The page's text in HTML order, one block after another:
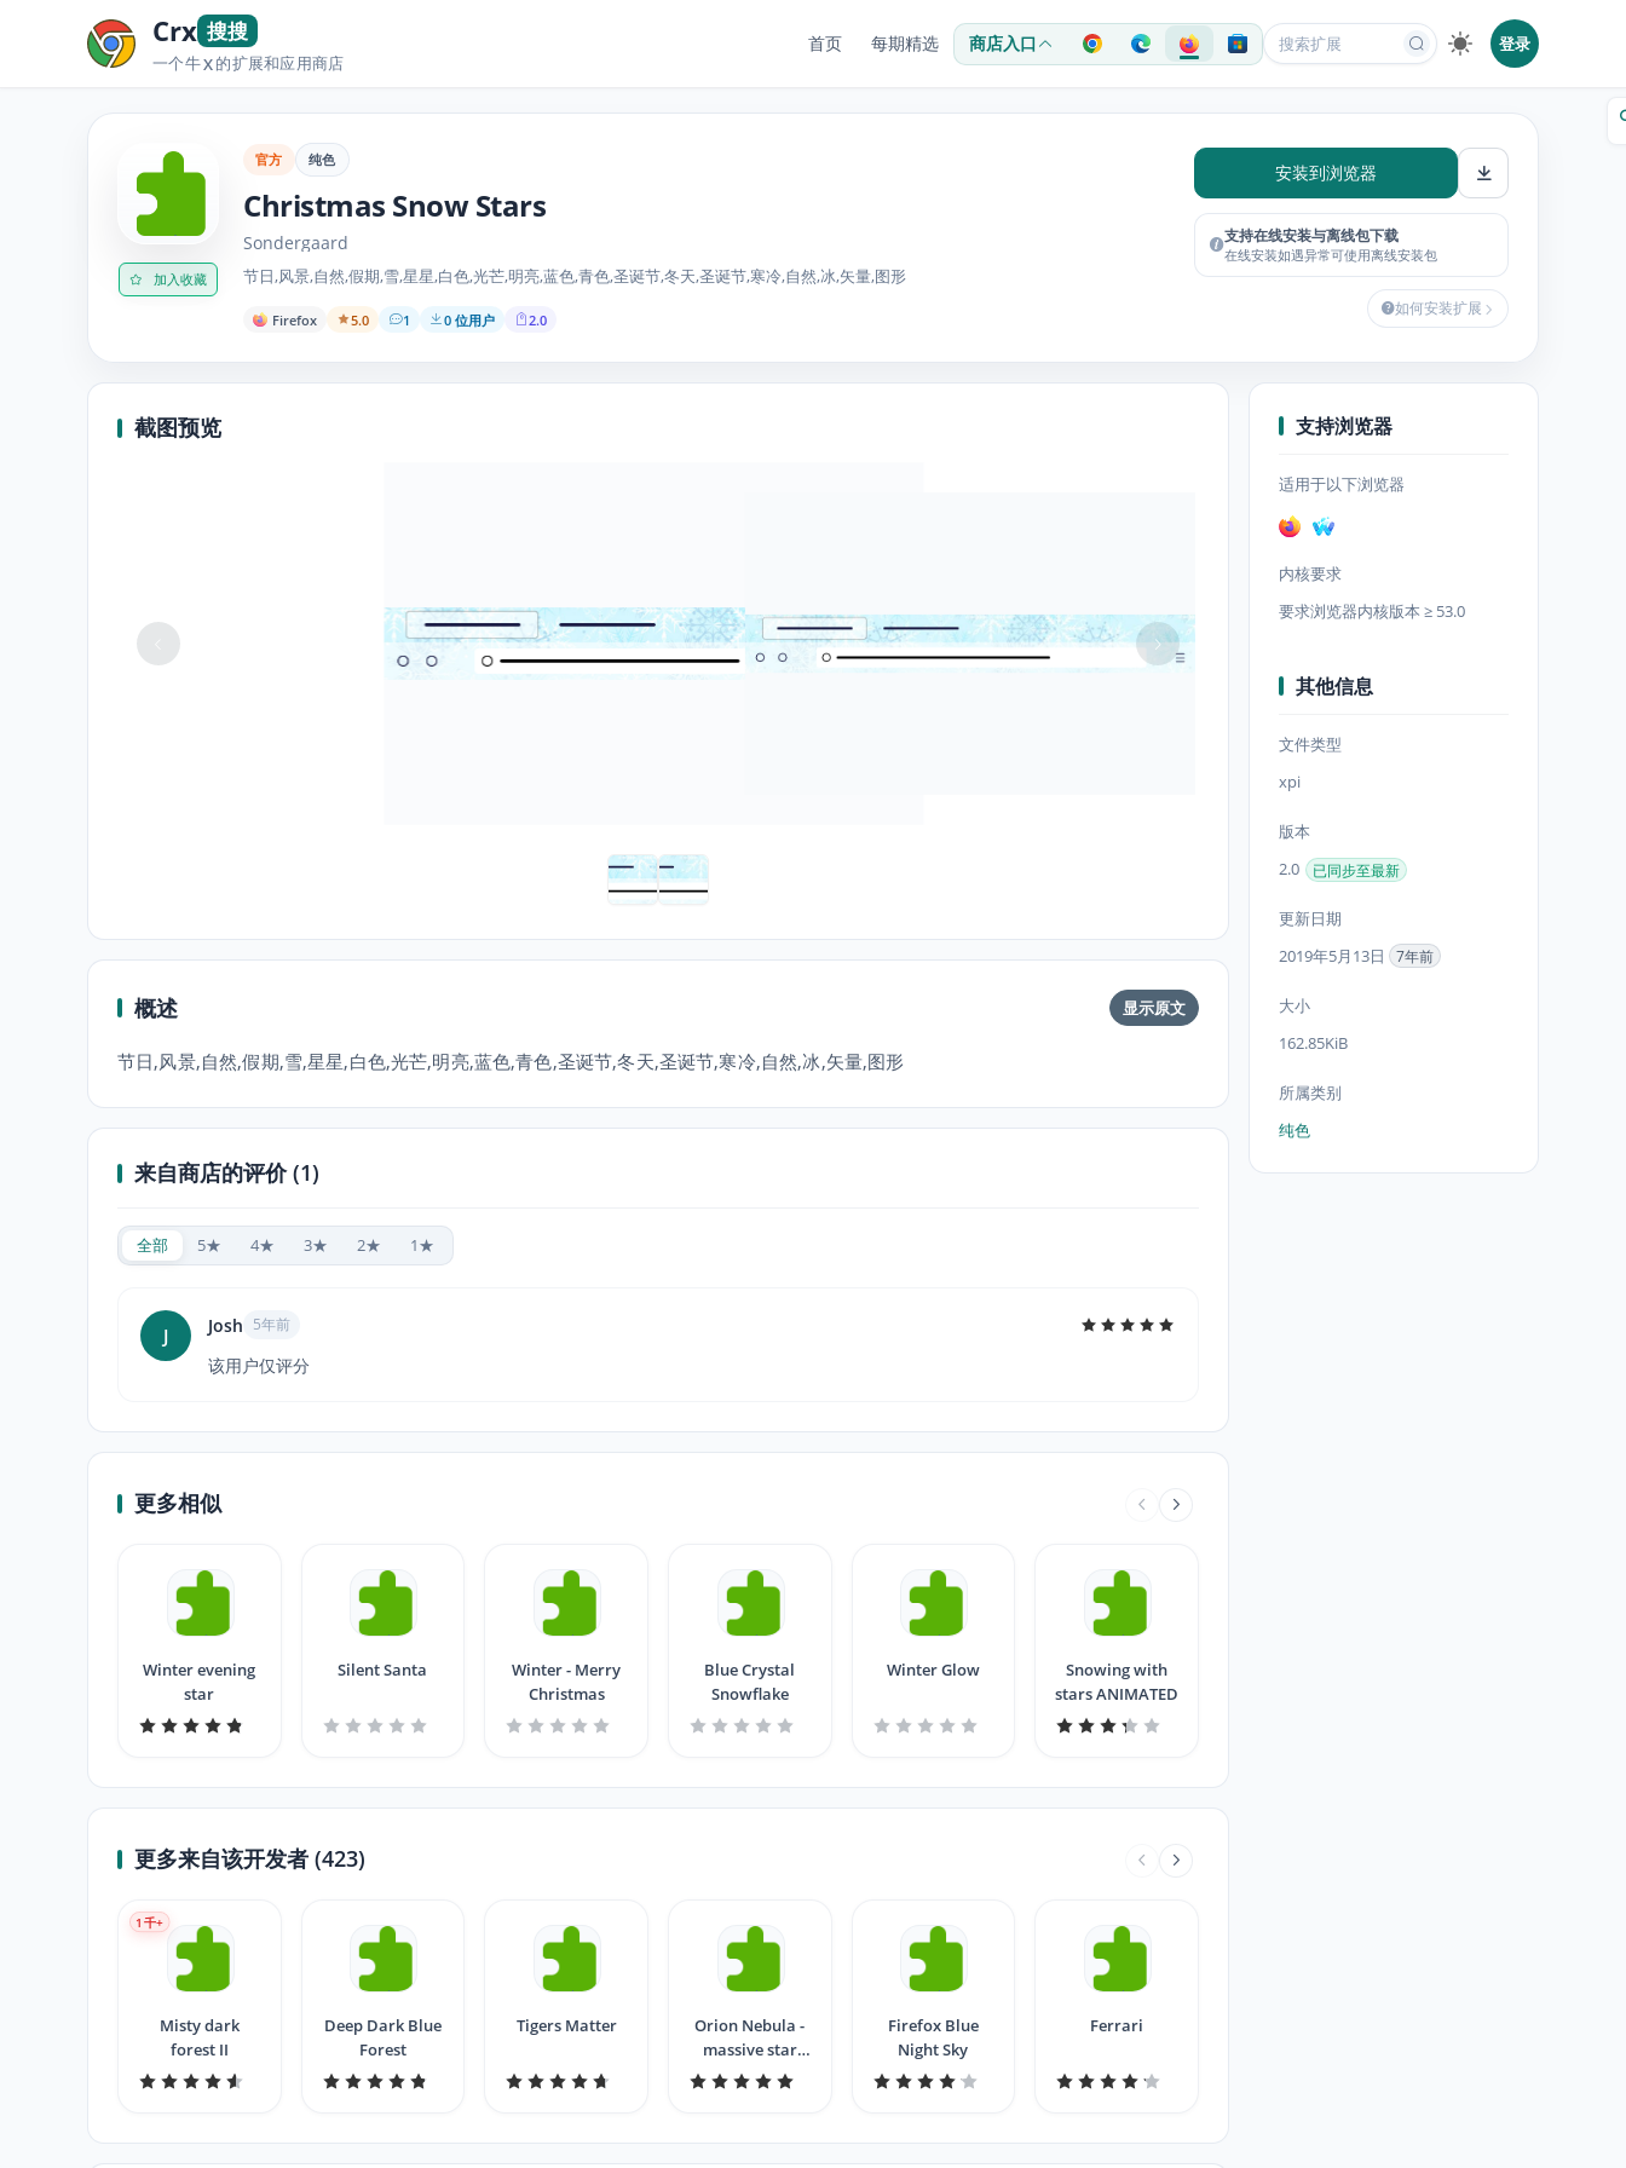
Crx 搜搜
一个牛X的扩展和应用商店
首页 每期精选 商店入口 登录
加入收藏
官方 纯色
Christmas Snow Stars
Sondergaard
节日,风景,自然,假期,雪,星星,白色,光芒,明亮,蓝色,青色,圣诞节,冬天,圣诞节,寒冷,自然,冰,矢量,图形
Firefox 5.0 1 0 位用户 2.0
安装到浏览器
支持在线安装与离线包下载
在线安装如遇异常可使用离线安装包
如何安装扩展
截图预览
概述 显示原文
节日,风景,自然,假期,雪,星星,白色,光芒,明亮,蓝色,青色,圣诞节,冬天,圣诞节,寒冷,自然,冰,矢量,图形
来自商店的评价 (1)
全部 5★ 4★ 3★ 2★ 1★
J Josh 5年前
该用户仅评分
更多相似
Winter evening
star
Silent Santa
Winter - Merry
Christmas
Blue Crystal
Snowflake
Winter Glow
Snowing with
stars ANIMATED
更多来自该开发者 (423)
Misty dark
forest II
1 千+
Deep Dark Blue
Forest
Tigers Matter
Orion Nebula -
massive star
formation
Firefox Blue
Night Sky
Ferrari
支持浏览器
适用于以下浏览器
内核要求
要求浏览器内核版本 ≥ 53.0
其他信息
文件类型
xpi
版本
2.0
已同步至最新
更新日期
2019年5月13日
7年前
大小
162.85KiB
所属类别
纯色